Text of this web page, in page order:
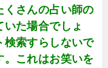
くさんの占い師の
た場合でしょ
検索すらしないで
これはお笑いを